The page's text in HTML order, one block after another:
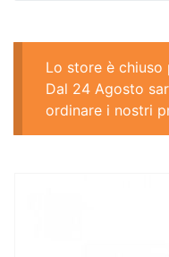
Lo store è chiuso
Dal 24 Agosto
ordinare i nostri